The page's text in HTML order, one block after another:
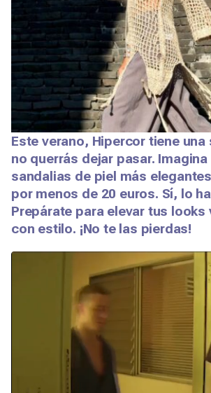
Este verano, Hipercor tiene
no querrás dejar pasar.
sandalias de piel más
por menos de 20 euros. Sí, lo
Prepárate para elevar tus looks
con estilo. ¡No te las pierdas!